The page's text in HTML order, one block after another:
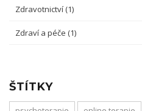
Zdravotnictví (1)
Zdraví a péče (1)
ŠTÍTKY